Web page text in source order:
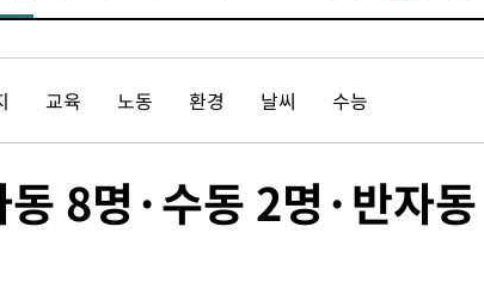
교육 노동 환경 날씨 수능
8명·수동 2명·반자동